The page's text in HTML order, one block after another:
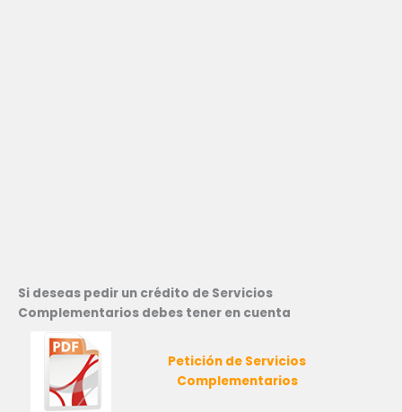
Si deseas pedir un crédito de Servicios
Complementarios debes tener en cuenta
Petición de Servicios
Complementarios